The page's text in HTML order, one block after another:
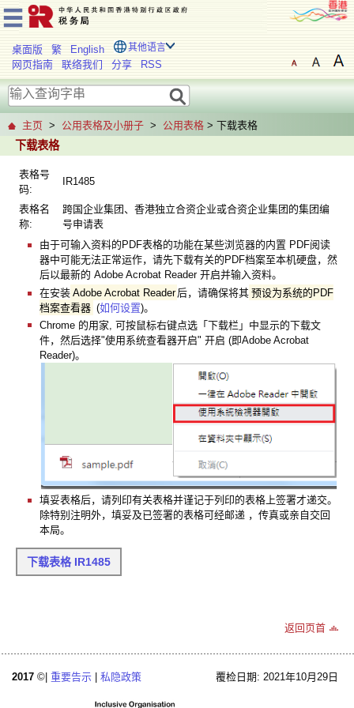
桌面版 繁 English 其他语言
网页指南 联络我们 分享 RSS
主页 > 公用表格及小册子 > 公用表格 > 下载表格
下载表格
表格号
码:
IR1485
表格名
称:
跨国企业集团、香港独立合资企业或合资企业集团的集团编
号申请表
由于可输入资料的PDF表格的功能在某些浏览器的内置 PDF阅读
器中可能无法正常运作，请先下载有关的PDF档案至本机硬盘，然
后以最新的 Adobe Acrobat Reader 开启并输入资料。
在安装 Adobe Acrobat Reader 后，请确保将其 预设为系统的PDF
档案查看器 (如何设置)。
Chrome 的用家, 可按鼠标右键点选「下载栏」中显示的下载文
件，然后选择"使用系统查看器开启" 开启 (即Adobe Acrobat
Reader)。
填妥表格后，请列印有关表格并谨记于列印的表格上签署才递交。
除特别注明外，填妥及已签署的表格可经邮递 ，传真或亲自交回
本局。
下载表格 IR1485
返回页首
2017 ©| 重要告示 私隐政策 覆检日期: 2021年10月29日